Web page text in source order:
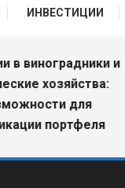
ИНВЕСТИЦИИ
и
хозяйства:
для
портфеля